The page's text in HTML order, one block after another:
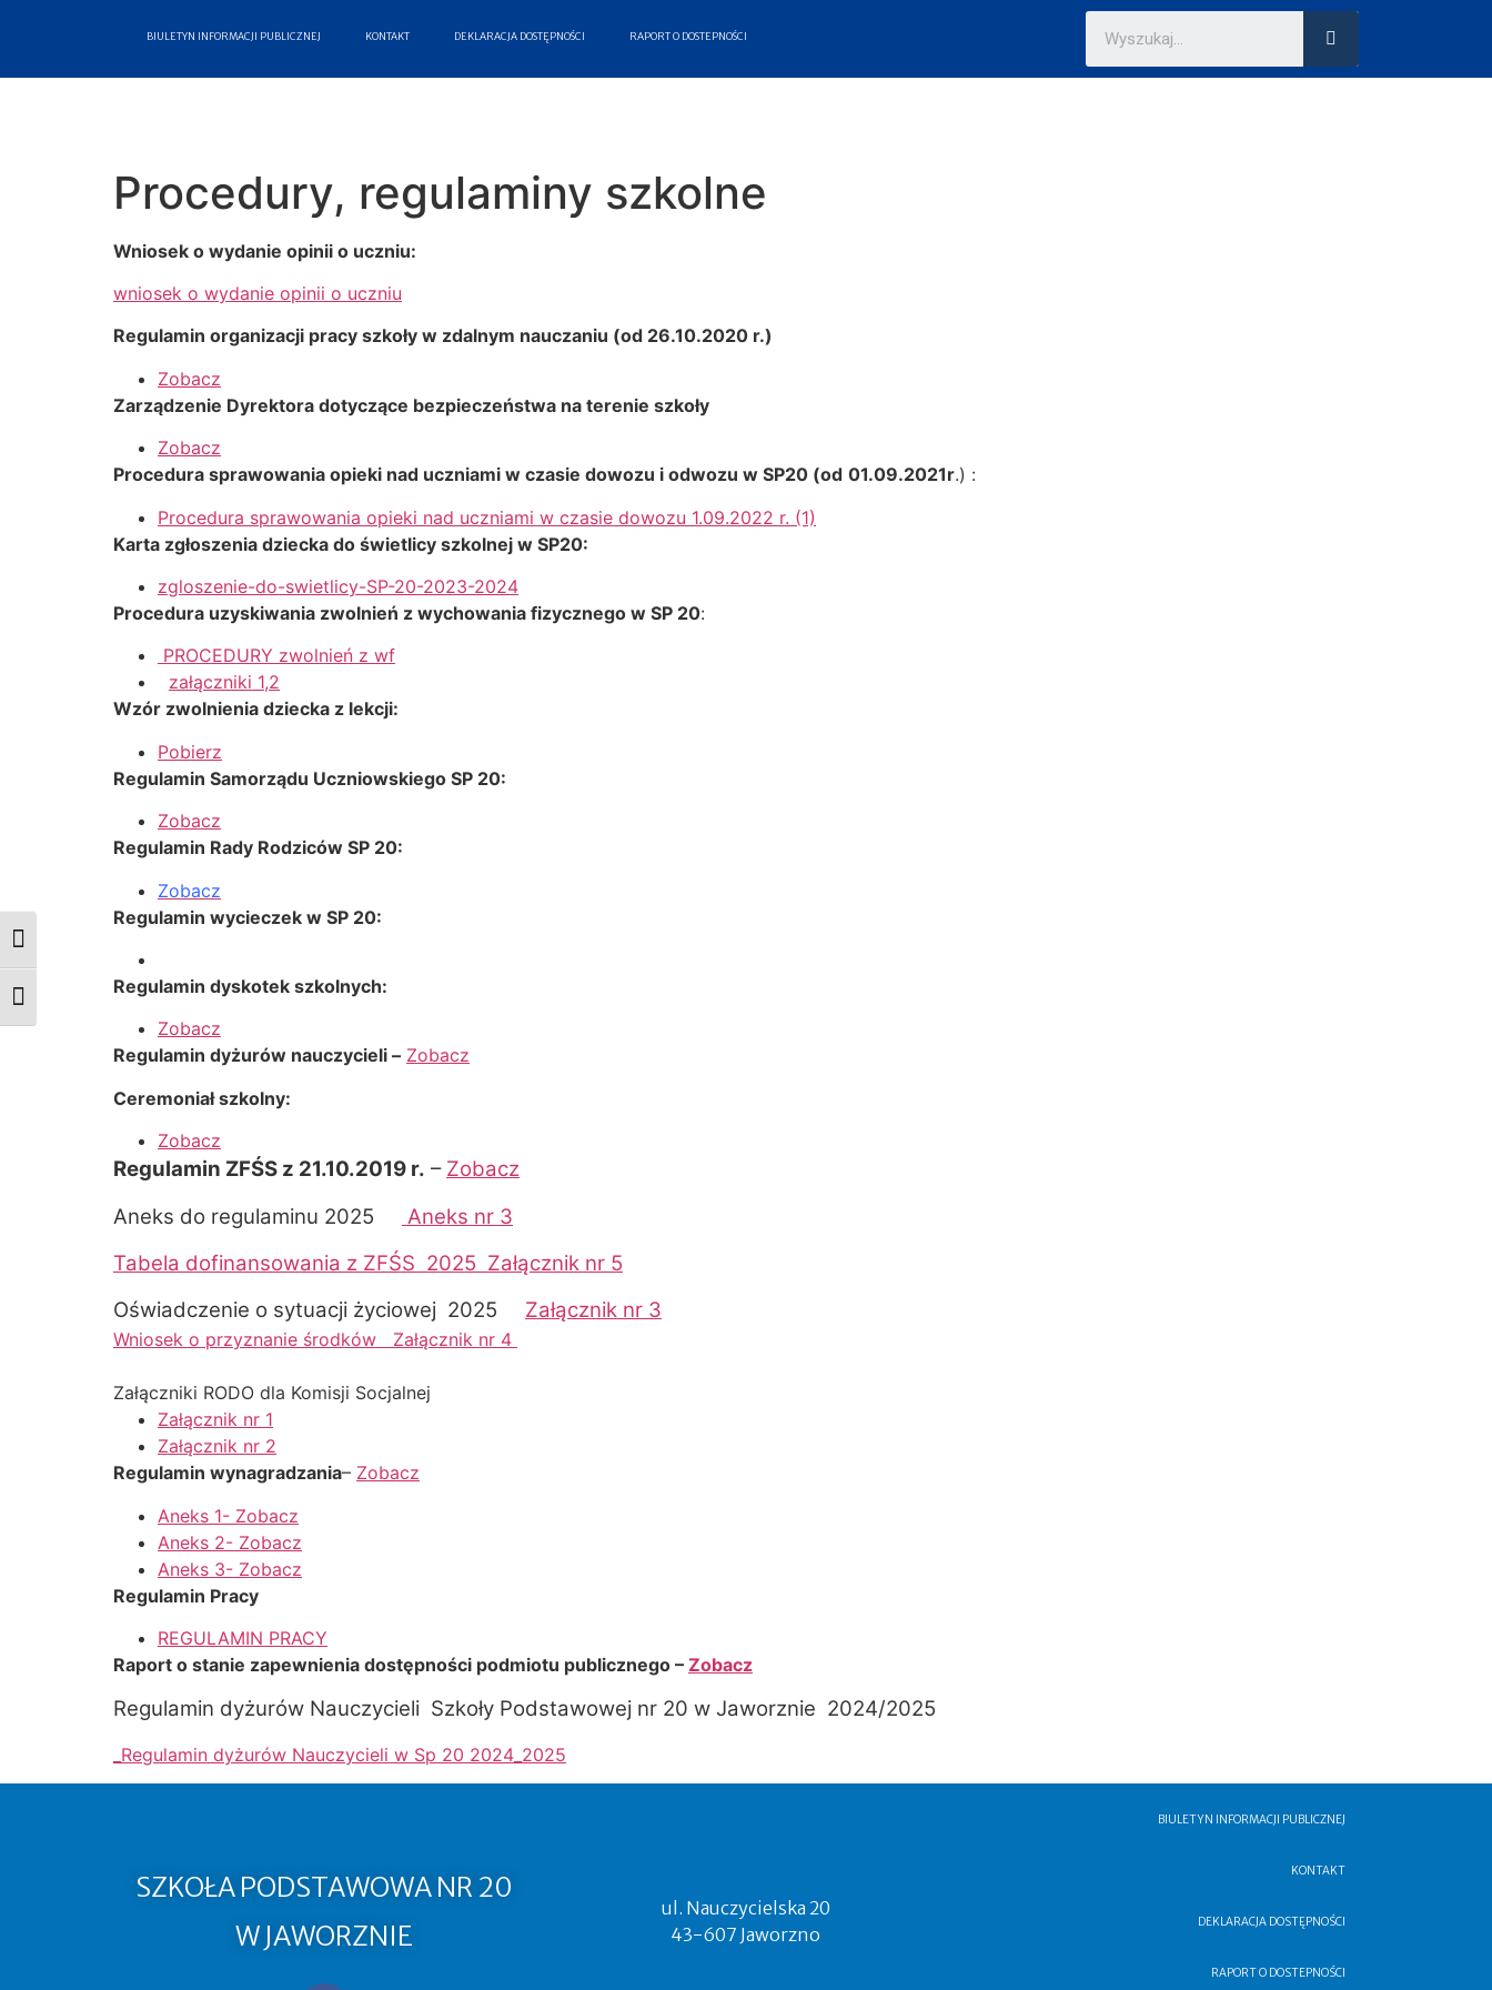
Przełącz wysoki kontrast
Zmień rozmiar czcionek
BIULETYN INFORMACJI PUBLICZNEJ KONTAKT DEKLARACJA DOSTĘPNOŚCI RAPORT O DOSTEPNOŚCI
Procedury, regulaminy szkolne
Wniosek o wydanie opinii o uczniu:
wniosek o wydanie opinii o uczniu
Regulamin organizacji pracy szkoły w zdalnym nauczaniu (od 26.10.2020 r.)
Zobacz
Zarządzenie Dyrektora dotyczące bezpieczeństwa na terenie szkoły
Zobacz
Procedura sprawowania opieki nad uczniami w czasie dowozu i odwozu w SP20 (od 01.09.2021r.) :
Procedura sprawowania opieki nad uczniami w czasie dowozu 1.09.2022 r. (1)
Karta zgłoszenia dziecka do świetlicy szkolnej w SP20:
zgloszenie-do-swietlicy-SP-20-2023-2024
Procedura uzyskiwania zwolnień z wychowania fizycznego w SP 20:
PROCEDURY zwolnień z wf
załączniki 1,2
Wzór zwolnienia dziecka z lekcji:
Pobierz
Regulamin Samorządu Uczniowskiego SP 20:
Zobacz
Regulamin Rady Rodziców SP 20:
Zobacz
Regulamin wycieczek w SP 20:
Regulamin dyskotek szkolnych:
Zobacz
Regulamin dyżurów nauczycieli – Zobacz
Ceremoniał szkolny:
Zobacz
Regulamin ZFŚS z 21.10.2019 r. – Zobacz
Aneks do regulaminu 2025
Aneks nr 3
Tabela dofinansowania z ZFŚS 2025 Załącznik nr 5
Oświadczenie o sytuacji życiowej 2025
Załącznik nr 3
Wniosek o przyznanie środków Załącznik nr 4
Załączniki RODO dla Komisji Socjalnej
Załącznik nr 1
Załącznik nr 2
Regulamin wynagradzania– Zobacz
Aneks 1- Zobacz
Aneks 2- Zobacz
Aneks 3- Zobacz
Regulamin Pracy
REGULAMIN PRACY
Raport o stanie zapewnienia dostępności podmiotu publicznego – Zobacz
Regulamin dyżurów Nauczycieli Szkoły Podstawowej nr 20 w Jaworznie 2024/2025
_Regulamin dyżurów Nauczycieli w Sp 20 2024_2025
SZKOŁA PODSTAWOWA NR 20
W JAWORZNIE
ul. Nauczycielska 20
43-607 Jaworzno
BIULETYN INFORMACJI PUBLICZNEJ
KONTAKT
DEKLARACJA DOSTĘPNOŚCI
RAPORT O DOSTEPNOŚCI